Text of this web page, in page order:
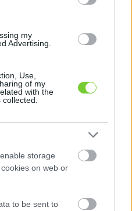
my
Advertising.
Use,
of my
with the
storage
on web or
to be sent to
REGISZTRÁCIÓ
fajta Olaszországból
(Kertészeti Egyetem).